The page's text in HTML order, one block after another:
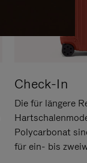
Check-In
Die für längere
Polycarbonat
für ein- bis